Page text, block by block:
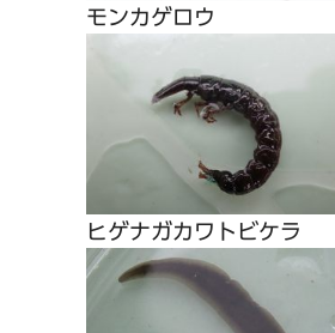
モンカゲロウ
ヒゲナガカワトビケラ